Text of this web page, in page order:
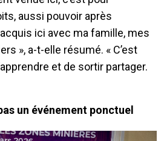
aussi pouvoir après
ici avec ma famille, mes
», a-t-elle résumé. « C’est
et de sortir partager.
un événement ponctuel